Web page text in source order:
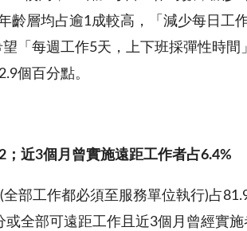
齡層均占逾1成較高，「減少每日工
「每週工作5天，上下班採彈性時
個百分點。
；近3個月曾實施遠距工作者占6.4%
部工作都必須至服務單位執行)占
全部可遠距工作且近3個月曾經實